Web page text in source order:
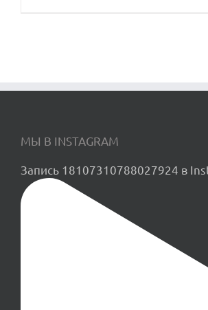
МЫ В INSTAGRAM
Запись 18107310788027924 в